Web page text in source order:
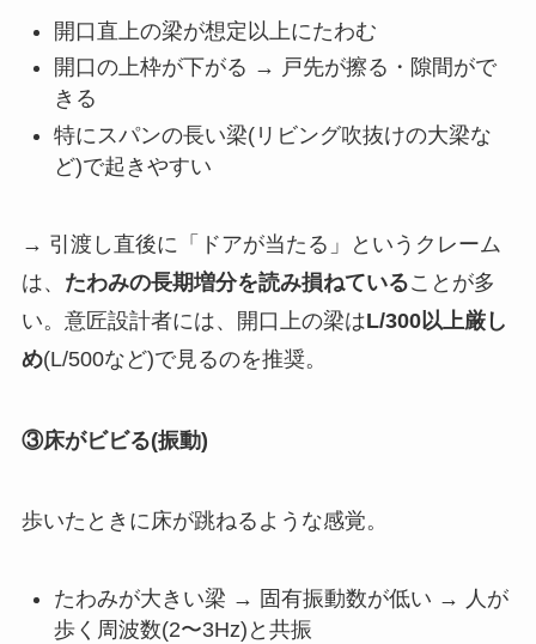
開口直上の梁が想定以上にたわむ
開口の上枠が下がる → 戸先が擦る・隙間がで
きる
特にスパンの長い梁(リビング吹抜けの大梁な
ど)で起きやすい
→ 引渡し直後に「ドアが当たる」というクレーム
は、 たわみの長期増分を読み損ねていることが多
い。意匠設計者には、開口上の梁はL/300以上厳し
め(L/500など)で見るのを推奨。
③床がビビる(振動)
歩いたときに床が跳ねるような感覚。
たわみが大きい梁 → 固有振動数が低い → 人が
歩く周波数(2〜3Hz)と共振